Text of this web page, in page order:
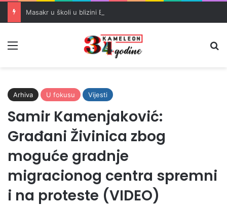
Arhiva U fokusu Vijesti
Samir Kamenjaković:
Građani Živinica zbog
moguće gradnje
migracionog centra spremni
i na proteste (VIDEO)